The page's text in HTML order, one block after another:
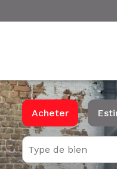
Acheter
De l'ancien
Type de bien